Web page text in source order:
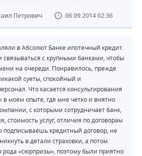
Петрович 06.09.2014 02:36
в Абсолют Банке ипотечный кредит.
связываться с крупными банками, чтобы
на очереди. Понравилось, прежде
суеты, спокойный и
Что касается консультирования
в моем опыте, где мне четко и внятно
с которыми сотрудничает банк,
стоимость услуг, отличия по договорам
подписываешь кредитный договор, не
в детали страховки, а потом
рода «сюрпризы», поэтому были приятно